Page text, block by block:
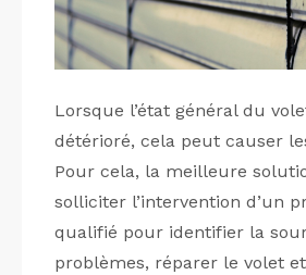
Lorsque l’état général du
détérioré, cela peut causer
Pour cela, la meilleure
solliciter l’intervention d’un
qualifié pour identifier la
problèmes, réparer le volet